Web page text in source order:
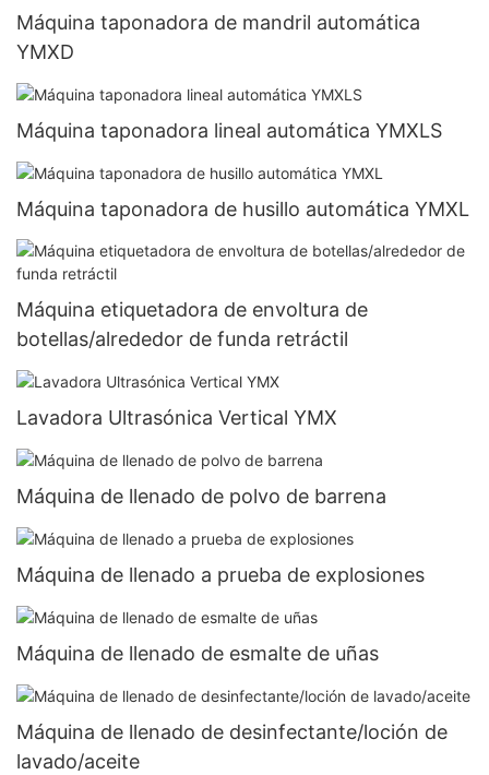
Máquina taponadora de mandril automática
YMXD
Máquina taponadora lineal automática YMXLS
Máquina taponadora de husillo automática YMXL
Máquina etiquetadora de envoltura de
botellas/alrededor de funda retráctil
Lavadora Ultrasónica Vertical YMX
Máquina de llenado de polvo de barrena
Máquina de llenado a prueba de explosiones
Máquina de llenado de esmalte de uñas
Máquina de llenado de desinfectante/loción de
lavado/aceite